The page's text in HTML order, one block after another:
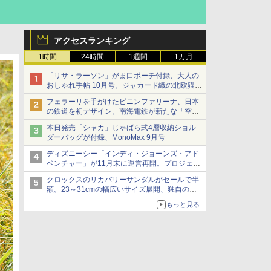
アクセスランキング
1時間 24時間 1週間 1カ月
「リサ・ラーソン」がま口ポーチ付録、大人の
おしゃれ手帖 10月号。ジャカード織の北欧猫デ
ザイン
フェラーリを手がけたピニンファリーナ、日本
の鉄道を初デザイン。南海電鉄が新たな「空港
特急」をなにわ筋線へ導入
本日発売「シャカ」じゃばら式4層収納ショル
ダーバッグが付録、MonoMax 9月号
ディズニーシー「インディ・ジョーンズ・アド
ベンチャー」が11月末に運営再開。プロジェク
ションマッピングを追加、DPAは1500円
クロックスのリカバリーサンダルがセールで半
額。23～31cmの幅広いサイズ展開、独自のク
もっと見る